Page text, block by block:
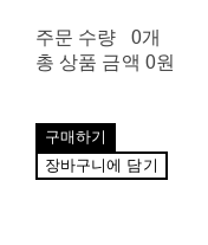
주문 수량
0개
총 상품 금액 0원
구매하기
장바구니에 담기